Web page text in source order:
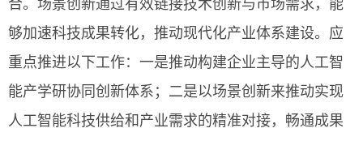
合。场景创新通过有效链接技术创新与市场需求，能
够加速科技成果转化，推动现代化产业体系建设。应
重点推进以下工作：一是推动构建企业主导的人工智
能产学研协同创新体系；二是以场景创新来推动实现
人工智能科技供给和产业需求的精准对接，畅通成果